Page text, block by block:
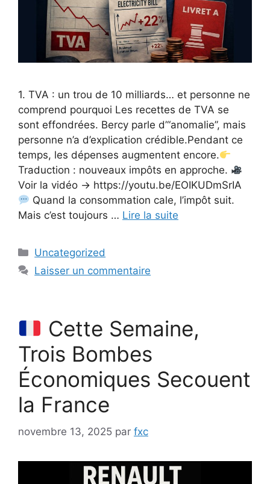
1. TVA : un trou de 10 milliards… et personne ne
comprend pourquoi Les recettes de TVA se
sont effondrées. Bercy parle d’“anomalie”, mais
personne n’a d’explication crédible.Pendant ce
temps, les dépenses augmentent encore.
Traduction : nouveaux impôts en approche.
Voir la vidéo → https://youtu.be/EOIKUDmSrIA
Quand la consommation cale, l’impôt suit.
Mais c’est toujours … Lire la suite
Catégories
Uncategorized
Laisser un commentaire
Cette Semaine,
Trois Bombes
Économiques Secouent
la France
novembre 13, 2025 par fxc